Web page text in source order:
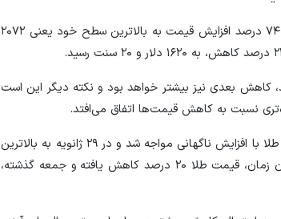
اونس طلا از آن پایین‌ترین سطح، تا اوت ۲۰۲۰، با ۷۴ درصد افزایش قیمت به بالاترین سطح خود یعنی ۲۰۷۲
کاهش بعدی نیز بیشتر خواهد بود و نکته دیگر این است
نسبت به کاهش قیمت‌ها اتفاق می‌افتد.
از پایین‌ترین سطح قیمت در سپتامبر ۲۰۲۲، اونس طلا با افزایش ناگهانی مواجه شد و در ۲۹ ژانویه به بالاترین
سطح خود یعنی ۵۵۹۴ دلار و ۸۲ سنت رسید. از آن زمان، قیمت طلا ۲۰ درصد کاهش یافته و جمعه گذشته،